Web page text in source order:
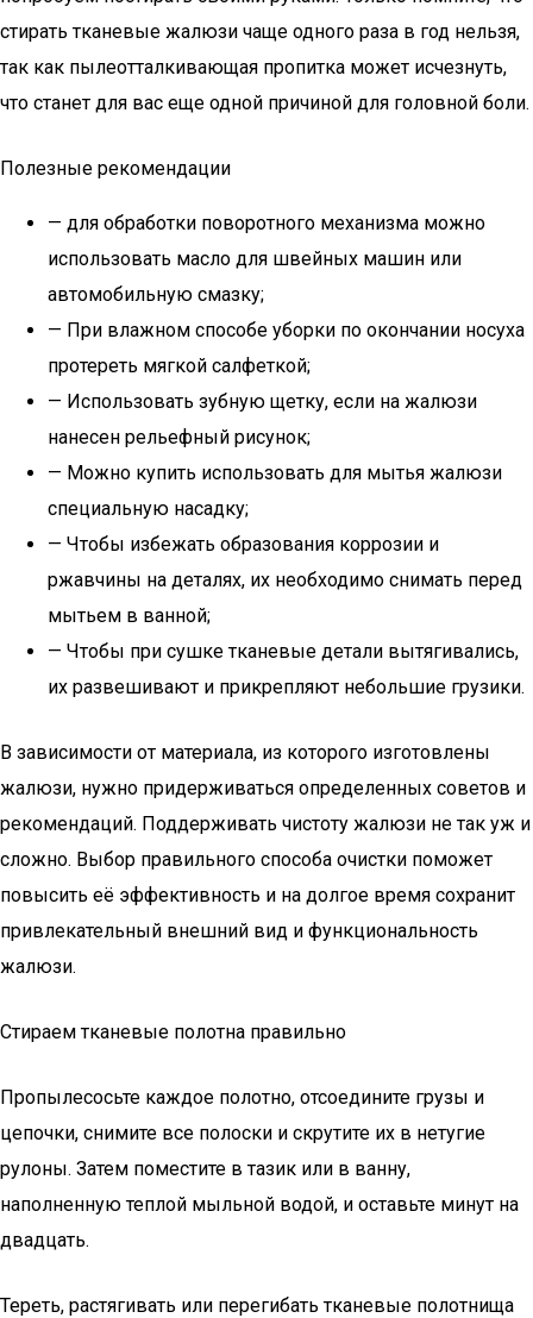
стирать тканевые жалюзи чаще одного раза в год нельзя,
так как пылеотталкивающая пропитка может исчезнуть,
что станет для вас еще одной причиной для головной боли.
Полезные рекомендации
— для обработки поворотного механизма можно
использовать масло для швейных машин или
автомобильную смазку;
— При влажном способе уборки по окончании носуха
протереть мягкой салфеткой;
— Использовать зубную щетку, если на жалюзи
нанесен рельефный рисунок;
— Можно купить использовать для мытья жалюзи
специальную насадку;
— Чтобы избежать образования коррозии и
ржавчины на деталях, их необходимо снимать перед
мытьем в ванной;
— Чтобы при сушке тканевые детали вытягивались,
их развешивают и прикрепляют небольшие грузики.
В зависимости от материала, из которого изготовлены
жалюзи, нужно придерживаться определенных советов и
рекомендаций. Поддерживать чистоту жалюзи не так уж и
сложно. Выбор правильного способа очистки поможет
повысить её эффективность и на долгое время сохранит
привлекательный внешний вид и функциональность
жалюзи.
Стираем тканевые полотна правильно
Пропылесосьте каждое полотно, отсоедините грузы и
цепочки, снимите все полоски и скрутите их в нетугие
рулоны. Затем поместите в тазик или в ванну,
наполненную теплой мыльной водой, и оставьте минут на
двадцать.
Тереть, растягивать или перегибать тканевые полотнища